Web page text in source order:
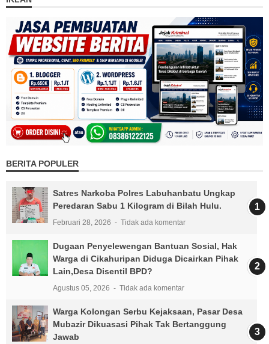
BERITA POPULER
Satres Narkoba Polres Labuhanbatu Ungkap
Peredaran Sabu 1 Kilogram di Bilah Hulu.
Februari 28, 2026 Tidak ada komentar
Dugaan Penyelewengan Bantuan Sosial, Hak
Warga di Cikahuripan Diduga Dicairkan Pihak
Lain,Desa Disentil BPD?
Agustus 05, 2026 Tidak ada komentar
Warga Kolongan Serbu Kejaksaan, Pasar Desa
Mubazir Dikuasasi Pihak Tak Bertanggung
Jawab